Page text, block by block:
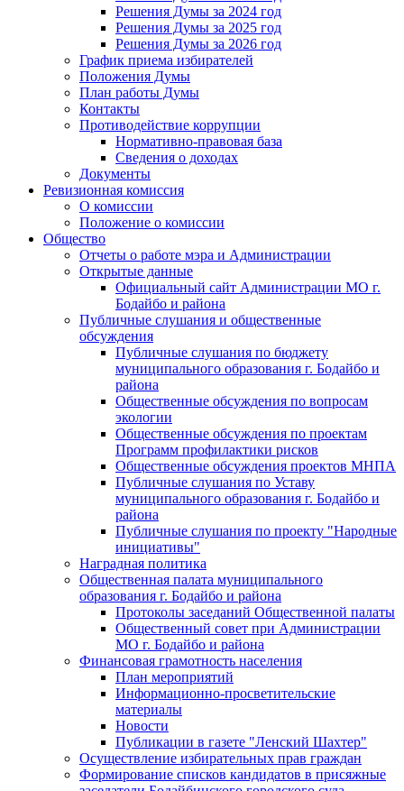
Решения Думы за 2024 год
Решения Думы за 2025 год
Решения Думы за 2026 год
График приема избирателей
Положения Думы
План работы Думы
Контакты
Противодействие коррупции
Нормативно-правовая база
Сведения о доходах
Документы
Ревизионная комиссия
О комиссии
Положение о комиссии
Общество
Отчеты о работе мэра и Администрации
Открытые данные
Официальный сайт Администрации МО г.
Бодайбо и района
Публичные слушания и общественные
обсуждения
Публичные слушания по бюджету
муниципального образования г. Бодайбо и
района
Общественные обсуждения по вопросам
экологии
Общественные обсуждения по проектам
Программ профилактики рисков
Общественные обсуждения проектов МНПА
Публичные слушания по Уставу
муниципального образования г. Бодайбо и
района
Публичные слушания по проекту "Народные
инициативы"
Наградная политика
Общественная палата муниципального
образования г. Бодайбо и района
Протоколы заседаний Общественной палаты
Общественный совет при Администрации
МО г. Бодайбо и района
Финансовая грамотность населения
План мероприятий
Информационно-просветительские
материалы
Новости
Публикации в газете "Ленский Шахтер"
Осуществление избирательных прав граждан
Формирование списков кандидатов в присяжные